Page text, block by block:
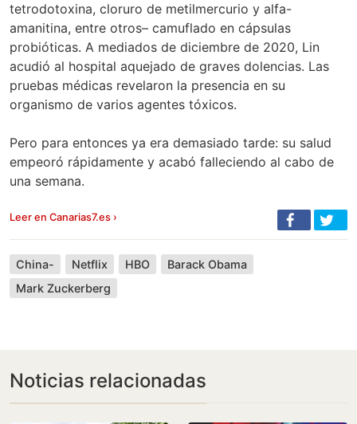
tetrodotoxina, cloruro de metilmercurio y alfa-
amanitina, entre otros– camuflado en cápsulas
probióticas. A mediados de diciembre de 2020, Lin
acudió al hospital aquejado de graves dolencias. Las
pruebas médicas revelaron la presencia en su
organismo de varios agentes tóxicos.
Pero para entonces ya era demasiado tarde: su salud
empeoró rápidamente y acabó falleciendo al cabo de
una semana.
Leer en Canarias7.es ›
China- Netflix HBO
Barack Obama
Mark Zuckerberg
Noticias relacionadas